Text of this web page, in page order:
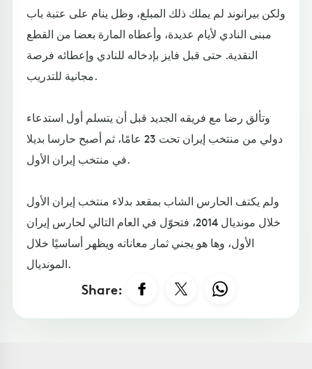
ولكن بيرانوند لم يملك ذلك المبلغ، وظل ينام على عتبة باب
مبنى النادي لأيام عديدة، وأعطاه المارة بعضا من القطع
النقدية. حتى قبل فايز بإدخاله للنادي وإعطائه فرصة
مجانية للتدريب.
وتألق رضا مع فريقه الجديد قبل أن يتسلم أول استدعاء
دولي من منتخب إيران تحت 23 عامًا، ثم أصبح حارسا بديلا
في منتخب إيران الأول.
ولم يكتف الحارس الشاب بمقعد بدلاء منتخب إيران الأول
خلال مونديال 2014، فتحوّل في العام التالي لحارس إيران
الأول، وها هو يجني ثمار معاناته ويظهر أساسيًا خلال
المونديال.
Share: